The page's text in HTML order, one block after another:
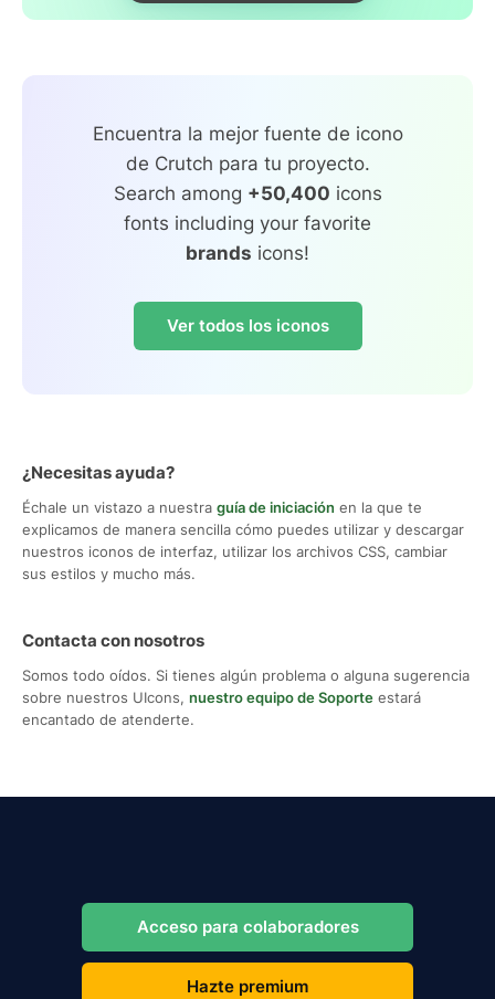
Encuentra la mejor fuente de icono
de Crutch para tu proyecto.
Search among +50,400 icons
fonts including your favorite
brands icons!
Ver todos los iconos
¿Necesitas ayuda?
Échale un vistazo a nuestra guía de iniciación en la que te
explicamos de manera sencilla cómo puedes utilizar y descargar
nuestros iconos de interfaz, utilizar los archivos CSS, cambiar
sus estilos y mucho más.
Contacta con nosotros
Somos todo oídos. Si tienes algún problema o alguna sugerencia
sobre nuestros UIcons, nuestro equipo de Soporte estará
encantado de atenderte.
Acceso para colaboradores
Hazte premium